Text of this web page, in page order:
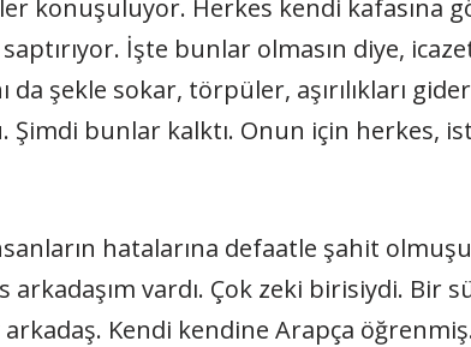
konuşuluyor. Herkes kendi kafasına
İşte bunlar olmasın diye,
şekle sokar, törpüler, aşırılıkları
bunlar kalktı. Onun için herkes,
hatalarına defaatle şahit
vardı. Çok zeki birisiydi. Bir
arkadaş. Kendi kendine Arapça